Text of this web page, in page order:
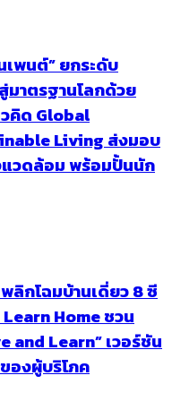
พนต์” ยกระดับ
มาตรฐานโลกด้วย
คิด Global
Living ส่งมอบ
วดล้อม พร้อมปั้นนัก
ลิกโฉมบ้านเดี่ยว 8 ซี
Home ชวน
and Learn” เวอร์ชัน
องผู้บริโภค